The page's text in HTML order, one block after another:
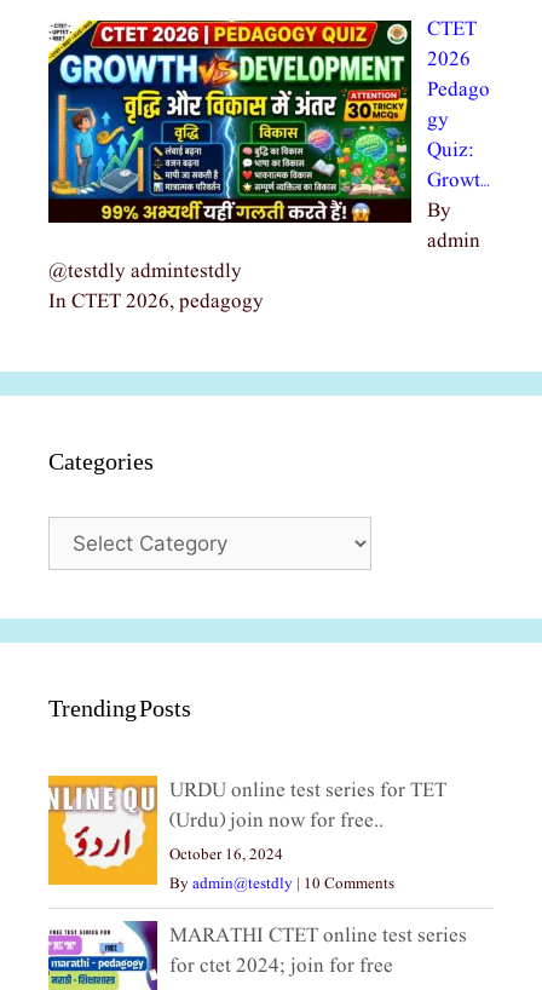
CTET
2026
Pedago
gy
Quiz:
Growt…
By
admin
@testdly admintestdly
In CTET 2026, pedagogy
Categories
Trending Posts
URDU online test series for TET
(Urdu) join now for free..
October 16, 2024
Byadmin@testdly | 10 Comments
MARATHI CTET online test series
for ctet 2024; join for free